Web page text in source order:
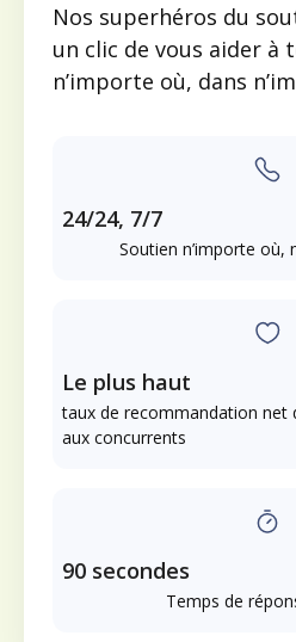
Nos superhéros du
un clic de vous aider à
n’importe où, dans
24/24, 7/7
Soutien n’importe où,
Le plus haut
taux de recommandation net
aux concurrents
90 secondes
Temps de